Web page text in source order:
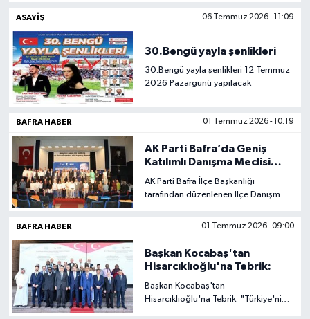
Kapıkaya Doğa Sporları ve Kültür
adından söz ettirmeye hazırlanıyor.
ASAYIŞ 06 Temmuz 2026 - 11:09
30.Bengü yayla şenlikleri
30.Bengü yayla şenlikleri 12 Temmuz
2026 Pazargünü yapılacak
BAFRA HABER 01 Temmuz 2026 - 10:19
AK Parti Bafra’da Geniş
Katılımlı Danışma Meclisi
AK Parti Bafra İlçe Başkanlığı
tarafından düzenlenen İlçe Danışma
çalışmaları, yatırımlar ve önümüzdeki
BAFRA HABER 01 Temmuz 2026 - 09:00
Başkan Kocabaş'tan
Hisarcıklıoğlu'na Tebrik:
Başkan Kocabaş'tan
Hisarcıklıoğlu'na Tebrik: "Türkiye'nin